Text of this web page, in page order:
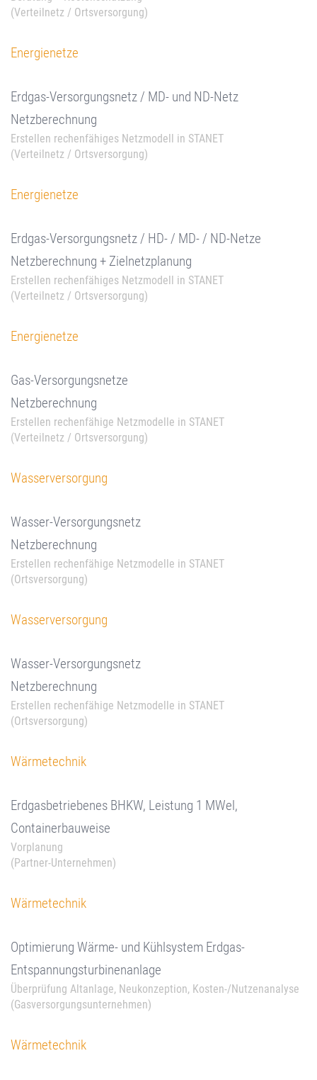
(Verteilnetz / Ortsversorgung)
Energienetze
Erdgas-Versorgungsnetz / MD- und ND-Netz
Netzberechnung
Erstellen rechenfähiges Netzmodell in STANET
(Verteilnetz / Ortsversorgung)
Energienetze
Erdgas-Versorgungsnetz / HD- / MD- / ND-Netze
Netzberechnung + Zielnetzplanung
Erstellen rechenfähiges Netzmodell in STANET
(Verteilnetz / Ortsversorgung)
Energienetze
Gas-Versorgungsnetze
Netzberechnung
Erstellen rechenfähige Netzmodelle in STANET
(Verteilnetz / Ortsversorgung)
Wasserversorgung
Wasser-Versorgungsnetz
Netzberechnung
Erstellen rechenfähige Netzmodelle in STANET
(Ortsversorgung)
Wasserversorgung
Wasser-Versorgungsnetz
Netzberechnung
Erstellen rechenfähige Netzmodelle in STANET
(Ortsversorgung)
Wärmetechnik
Erdgasbetriebenes BHKW, Leistung 1 MWel,
Containerbauweise
Vorplanung
(Partner-Unternehmen)
Wärmetechnik
Optimierung Wärme- und Kühlsystem Erdgas-
Entspannungsturbinenanlage
Überprüfung Altanlage, Neukonzeption, Kosten-/Nutzenanalyse
(Gasversorgungsunternehmen)
Wärmetechnik